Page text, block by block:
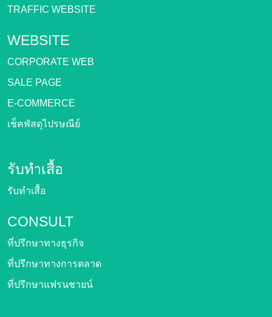
TRAFFIC WEBSITE
WEBSITE
CORPORATE WEB
SALE PAGE
E-COMMERCE
เช็คพัสดุไปรษณีย์
รับทำเสื้อ
รับทำเสื้อ
CONSULT
ที่ปรึกษาทางธุรกิจ
ที่ปรึกษาทางการตลาด
ที่ปรึกษาแฟรนชายน์